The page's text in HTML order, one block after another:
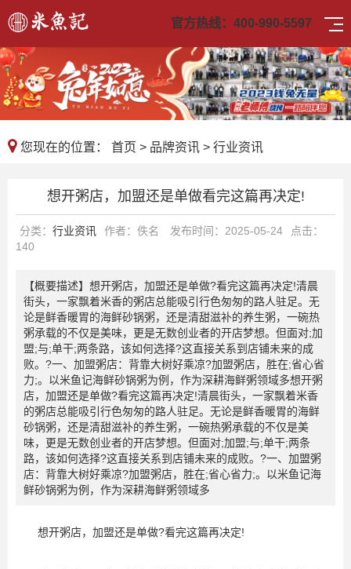
官方热线： 400-990-5597
您现在的位置： 首页 > 品牌资讯 > 行业资讯
想开粥店，加盟还是单做看完这篇再决定!
分类： 行业资讯 作者：佚名 发布时间：2025-05-24
点击：
140
【概要描述】 想开粥店，加盟还是单做?看完这篇再决定!清晨
街头，一家飘着米香的粥店总能吸引行色匆匆的路人驻足。无
论是鲜香暖胃的海鲜砂锅粥，还是清甜滋补的养生粥，一碗热
粥承载的不仅是美味，更是无数创业者的开店梦想。但面对;加
盟;与;单干;两条路，该如何选择?这直接关系到店铺未来的成
败。?一、加盟粥店：背靠大树好乘凉?加盟粥店，胜在;省心省
力;。以米鱼记海鲜砂锅粥为例，作为深耕海鲜粥领域多想开粥
店，加盟还是单做?看完这篇再决定!清晨街头，一家飘着米香
的粥店总能吸引行色匆匆的路人驻足。无论是鲜香暖胃的海鲜
砂锅粥，还是清甜滋补的养生粥，一碗热粥承载的不仅是美
味，更是无数创业者的开店梦想。但面对;加盟;与;单干;两条
路，该如何选择?这直接关系到店铺未来的成败。?一、加盟粥
店：背靠大树好乘凉?加盟粥店，胜在;省心省力;。以米鱼记海
鲜砂锅粥为例，作为深耕海鲜粥领域多
想开粥店，加盟还是单做?看完这篇再决定!